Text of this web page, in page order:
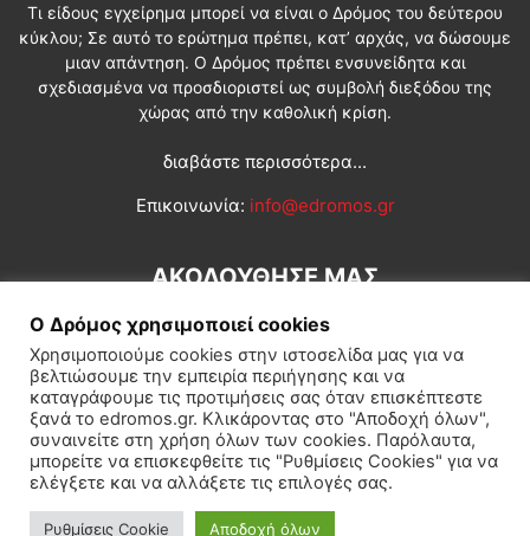
Τι είδους εγχείρημα μπορεί να είναι ο Δρόμος του δεύτερου
κύκλου; Σε αυτό το ερώτημα πρέπει, κατ’ αρχάς, να δώσουμε
μιαν απάντηση. Ο Δρόμος πρέπει ενσυνείδητα και
σχεδιασμένα να προσδιοριστεί ως συμβολή διεξόδου της
χώρας από την καθολική κρίση.
διαβάστε περισσότερα...
Επικοινωνία: info@edromos.gr
ΑΚΟΛΟΥΘΗΣΕ ΜΑΣ
Εγγραφή συνδρομητή Πολιτική Διεθνή Κοινωνία
Πολιτισμός Αφιερώματα
Ο Δρόμος χρησιμοποιεί cookies
Χρησιμοποιούμε cookies στην ιστοσελίδα μας για να
βελτιώσουμε την εμπειρία περιήγησης και να
καταγράφουμε τις προτιμήσεις σας όταν επισκέπτεστε
ξανά το edromos.gr. Κλικάροντας στο "Αποδοχή όλων",
συναινείτε στη χρήση όλων των cookies. Παρόλαυτα,
μπορείτε να επισκεφθείτε τις "Ρυθμίσεις Cookies" για να
ελέγξετε και να αλλάξετε τις επιλογές σας.
Ρυθμίσεις Cookie Αποδοχή όλων